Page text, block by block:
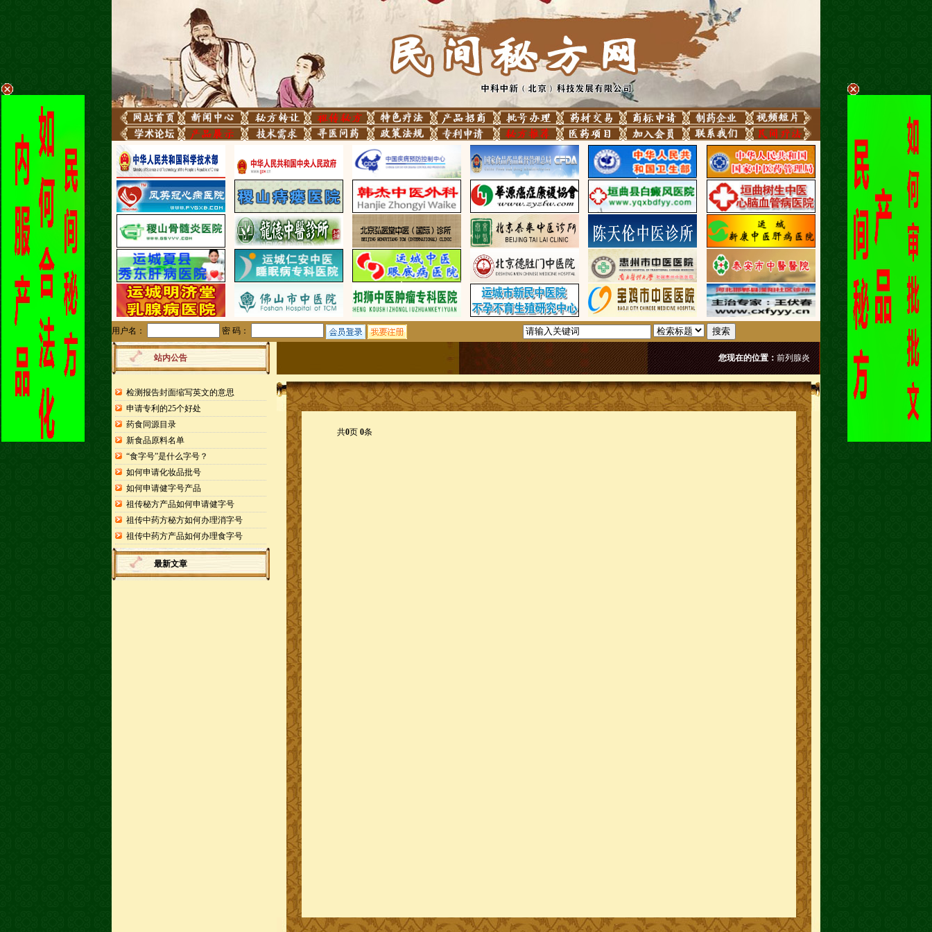
用户名： 密 码： 搜索
站内公告
检测报告封面缩写英文的意思
申请专利的25个好处
药食同源目录
新食品原料名单
“食字号”是什么字号？
如何申请化妆品批号
如何申请健字号产品
祖传秘方产品如何申请健字号
祖传中药方秘方如何办理消字号
祖传中药方产品如何办理食字号
最新文章
您现在的位置：前列腺炎
共0页 0条